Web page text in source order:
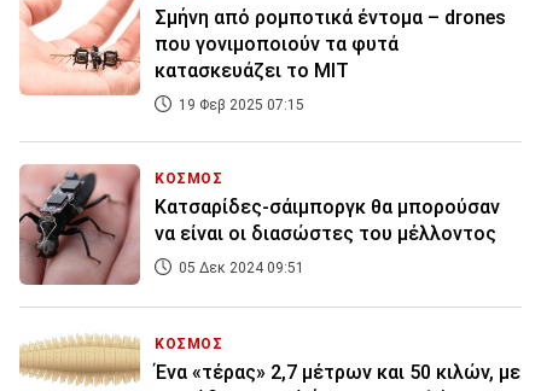
Σμήνη από ρομποτικά έντομα – drones
που γονιμοποιούν τα φυτά
κατασκευάζει το ΜΙΤ
19 Φεβ 2025 07:15
ΚΟΣΜΟΣ
Κατσαρίδες-σάιμποργκ θα μπορούσαν
να είναι οι διασώστες του μέλλοντος
05 Δεκ 2024 09:51
ΚΟΣΜΟΣ
Ένα «τέρας» 2,7 μέτρων και 50 κιλών, με